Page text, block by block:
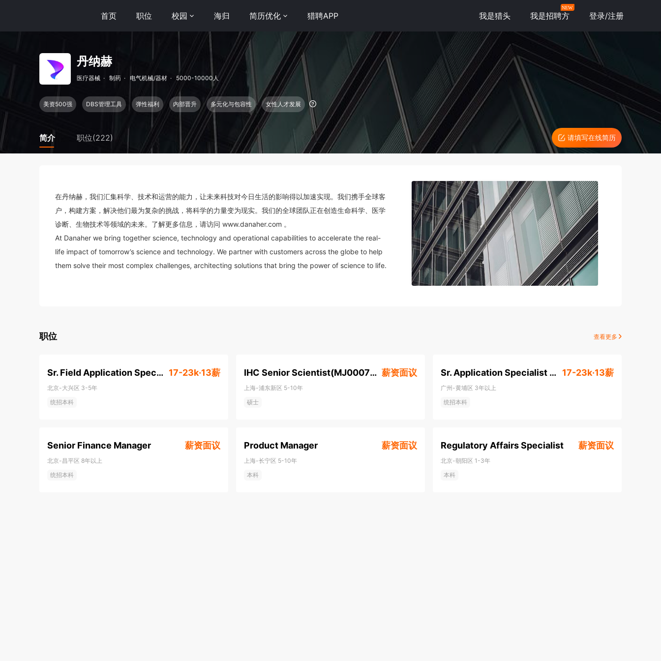
首页 职位 校园 海归 简历优化 猎聘APP 我是猎头 我是招聘方
NEW
登录/注册
丹纳赫
医疗器械 · 制药 · 电气机械/器材 · 5000-10000人
美资500强 DBS管理工具 弹性福利 内部晋升 多元化与包容性 女性人才发展
简介 职位(222) 请填写在线简历
在丹纳赫，我们汇集科学、技术和运营的能力，让未来科技对今日生活的影响得以加速实现。我们携手全球客
户，构建方案，解决他们最为复杂的挑战，将科学的力量变为现实。我们的全球团队正在创造生命科学、医学
诊断、生物技术等领域的未来。了解更多信息，请访问 www.danaher.com 。
At Danaher we bring together science, technology and operational capabilities to accelerate the real-
life impact of tomorrow’s science and technology. We partner with customers across the globe to help
them solve their most complex challenges, architecting solutions that bring the power of science to life.
职位 查看更多
Sr. Field Application Specialist (MJ000708) 17-23k·13薪
北京-大兴区 3-5年
统招本科
IHC Senior Scientist(MJ000722) 薪资面议
上海-浦东新区 5-10年
硕士
Sr. Application Specialist (MJ000682) 17-23k·13薪
广州-黄埔区 3年以上
统招本科
Senior Finance Manager 薪资面议
北京-昌平区 8年以上
统招本科
Product Manager 薪资面议
上海-长宁区 5-10年
本科
Regulatory Affairs Specialist 薪资面议
北京-朝阳区 1-3年
本科